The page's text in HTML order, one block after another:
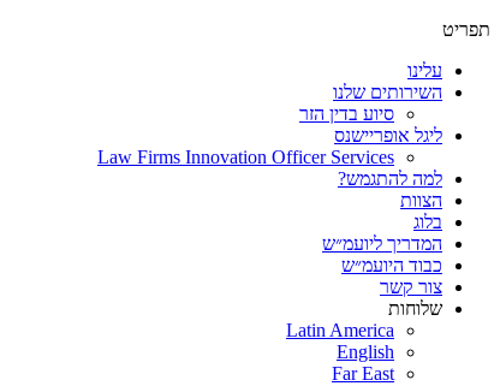
תפריט
עלינו
השירותים שלנו
סיוע בדין הזר
ליגל אופריישנס
Law Firms Innovation Officer Services
למה להתגמש?
הצוות
בלוג
המדריך ליועמ״ש
כבוד היועמ״ש
צור קשר
שלוחות
Latin America
English
Far East